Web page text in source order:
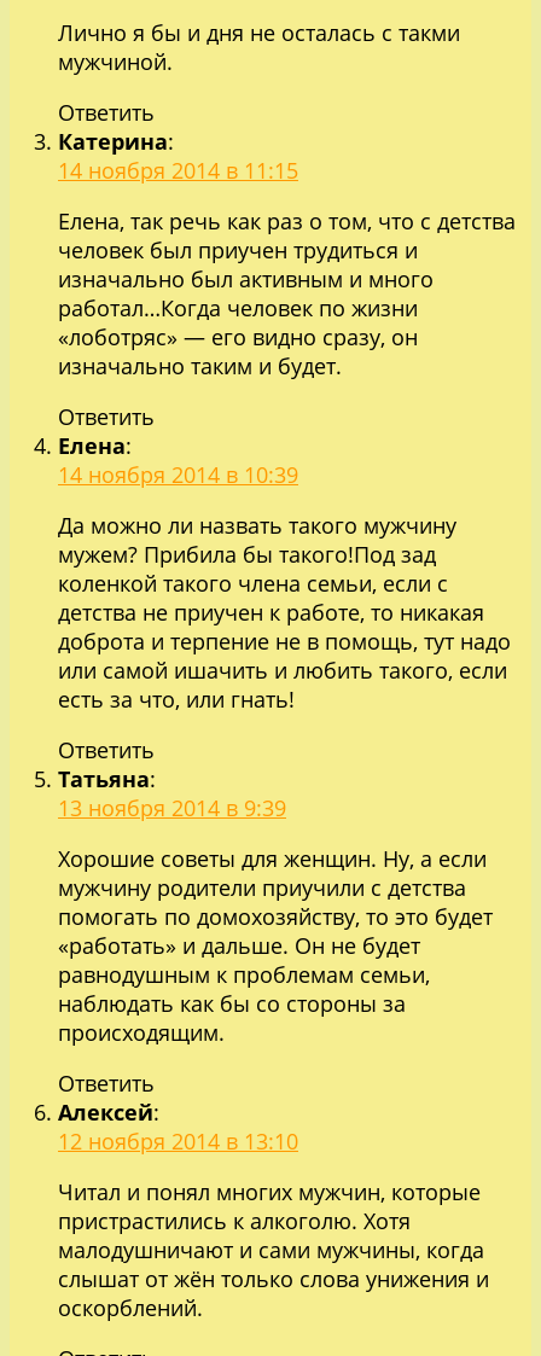
Лично я бы и дня не осталась с такми
мужчиной.
Ответить
Катерина:
14 ноября 2014 в 11:15
Елена, так речь как раз о том, что с детства
человек был приучен трудиться и
изначально был активным и много
работал…Когда человек по жизни
«лоботряс» — его видно сразу, он
изначально таким и будет.
Ответить
Елена:
14 ноября 2014 в 10:39
Да можно ли назвать такого мужчину
мужем? Прибила бы такого!Под зад
коленкой такого члена семьи, если с
детства не приучен к работе, то никакая
доброта и терпение не в помощь, тут надо
или самой ишачить и любить такого, если
есть за что, или гнать!
Ответить
Татьяна:
13 ноября 2014 в 9:39
Хорошие советы для женщин. Ну, а если
мужчину родители приучили с детства
помогать по домохозяйству, то это будет
«работать» и дальше. Он не будет
равнодушным к проблемам семьи,
наблюдать как бы со стороны за
происходящим.
Ответить
Алексей:
12 ноября 2014 в 13:10
Читал и понял многих мужчин, которые
пристрастились к алкоголю. Хотя
малодушничают и сами мужчины, когда
слышат от жён только слова унижения и
оскорблений.